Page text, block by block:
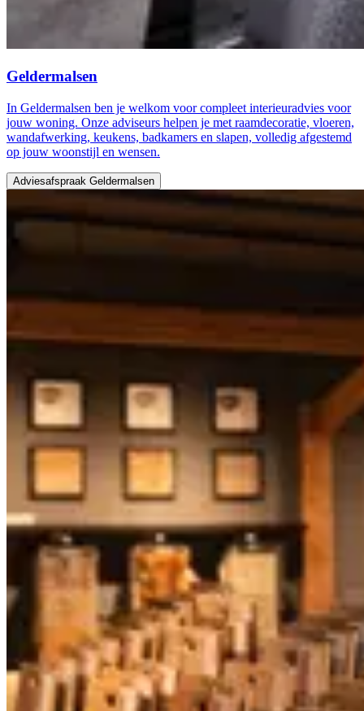
Geldermalsen
In Geldermalsen ben je welkom voor compleet interieuradvies voor
jouw woning. Onze adviseurs helpen je met raamdecoratie, vloeren,
wandafwerking, keukens, badkamers en slapen, volledig afgestemd
op jouw woonstijl en wensen.
Adviesafspraak Geldermalsen